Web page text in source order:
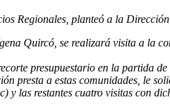
Regionales, planteó a la
Quircó, se realizará visita a la
presupuestario en la partida
presta a estas comunidades, le
las restantes cuatro visitas con